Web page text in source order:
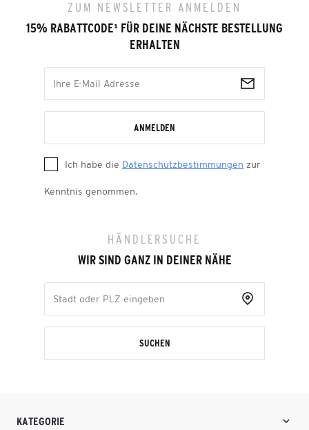
ZUM NEWSLETTER ANMELDEN
15% RABATTCODE¹ FÜR DEINE NÄCHSTE BESTELLUNG
ERHALTEN
ANMELDEN
Ich habe die Datenschutzbestimmungen zur
Kenntnis genommen.
HÄNDLERSUCHE
WIR SIND GANZ IN DEINER NÄHE
SUCHEN
KATEGORIE